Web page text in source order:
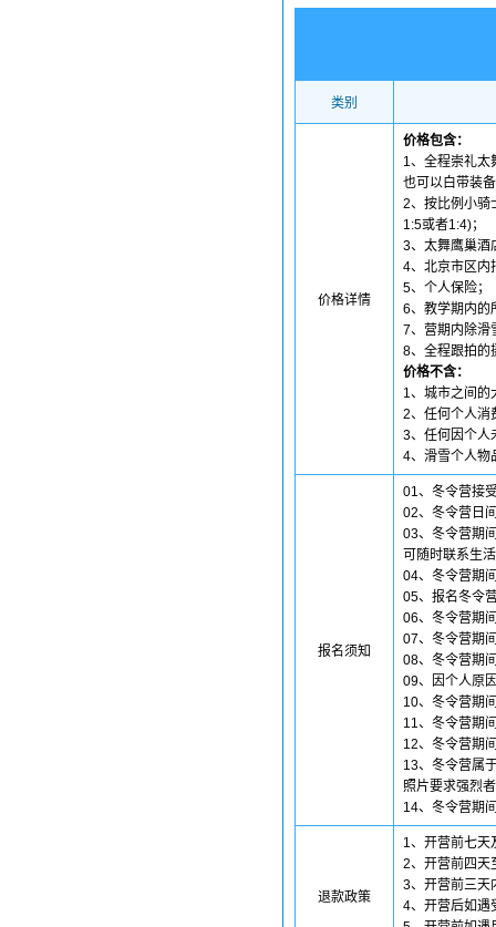
类别
价格详情
价格包含：
1、全程崇礼太
也可以白带装
2、按比例小骑
1:5或者1:4)；
3、太舞鹰巢酒
4、北京市区内
5、个人保险；
6、教学期内的
7、营期内除滑
8、全程跟拍的
价格不含：
1、城市之间的
2、任何个人消
3、任何因个人
4、滑雪个人物
报名须知
01、冬令营接
02、冬令营日
03、冬令营期
可随时联系生
04、冬令营期
05、报名冬令
06、冬令营期
07、冬令营期
08、冬令营期
09、因个人原
10、冬令营期
11、冬令营期
12、冬令营期
13、冬令营属
照片要求强烈
14、冬令营期
退款政策
1、开营前七天
2、开营前四天
3、开营前三天
4、开营后如遇